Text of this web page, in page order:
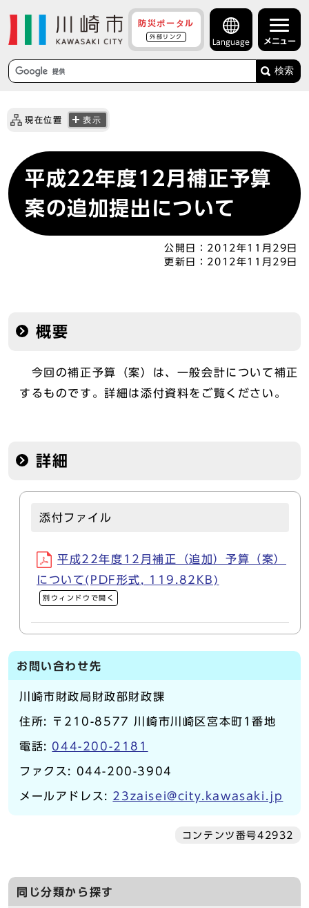
防災ポータル
外部リンク
Language メニュー
検索
現在位置 表示
平成22年度12月補正予算
案の追加提出について
公開日： 2012年11月29日
更新日： 2012年11月29日
概要
今回の補正予算（案）は、一般会計について補正
するものです。詳細は添付資料をご覧ください。
詳細
添付ファイル
平成22年度12月補正（追加）予算（案）
について(PDF形式, 119.82KB)
別ウィンドウで開く
お問い合わせ先
川崎市財政局財政部財政課
住所: 〒210-8577 川崎市川崎区宮本町1番地
電話: 044-200-2181
ファクス: 044-200-3904
メールアドレス: 23zaisei@city.kawasaki.jp
コンテンツ番号42932
同じ分類から探す